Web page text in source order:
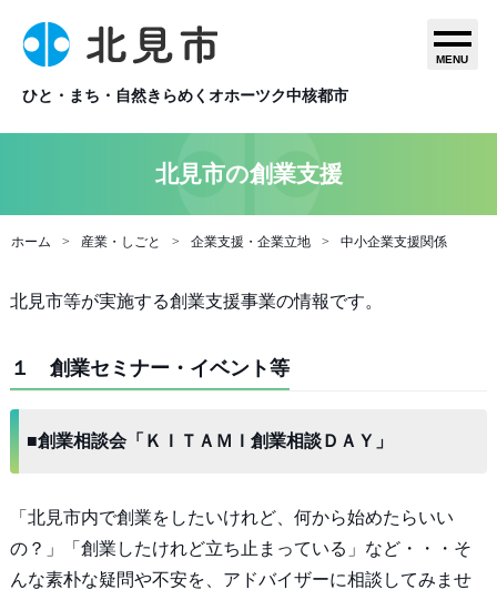
ひと・まち・自然きらめくオホーツク中核都市
MENU
北見市の創業支援
ホーム 産業・しごと 企業支援・企業立地 中小企業支援関係
北見市等が実施する創業支援事業の情報です。
１ 創業セミナー・イベント等
■創業相談会「ＫＩＴＡＭＩ創業相談ＤＡＹ」
「北見市内で創業をしたいけれど、何から始めたらいい
の？」「創業したけれど立ち止まっている」など・・・そ
んな素朴な疑問や不安を、アドバイザーに相談してみませ